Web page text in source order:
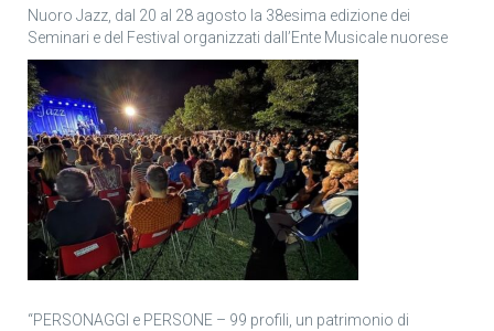
Nuoro Jazz, dal 20 al 28 agosto la 38esima edizione dei
Seminari e del Festival organizzati dall’Ente Musicale nuorese
“PERSONAGGI e PERSONE – 99 profili, un patrimonio di